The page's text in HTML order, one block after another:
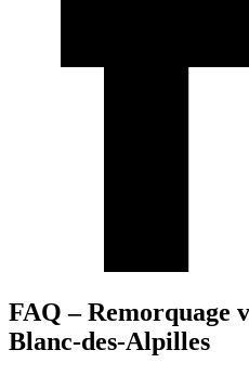
FAQ – Remorquage
Blanc-des-Alpilles